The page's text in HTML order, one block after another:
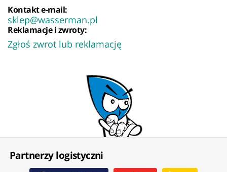
Kontakt e-mail:
sklep@wasserman.pl
Reklamacje i zwroty:
Zgłoś zwrot lub reklamację
Partnerzy logistyczni